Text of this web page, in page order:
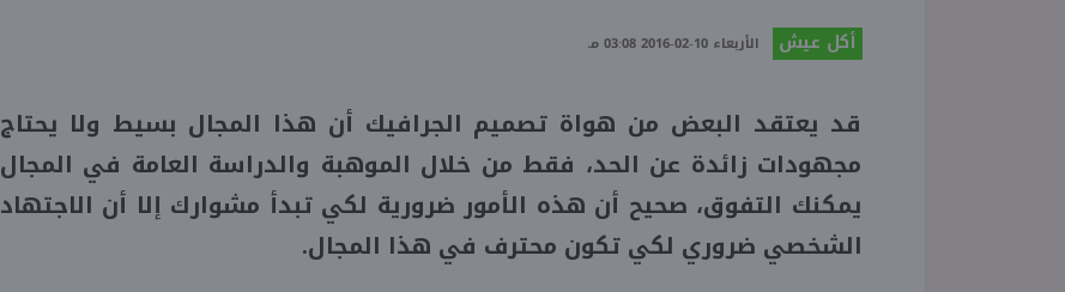
أكل عيش الأربعاء 10-02-2016 03:08 مـ
قد يعتقد البعض من هواة تصميم الجرافيك أن هذا المجال بسيط ولا يحتاج
مجهودات زائدة عن الحد، فقط من خلال الموهبة والدراسة العامة في المجال
يمكنك التفوق، صحيح أن هذه الأمور ضرورية لكي تبدأ مشوارك إلا أن الاجتهاد
الشخصي ضروري لكي تكون محترف في هذا المجال.